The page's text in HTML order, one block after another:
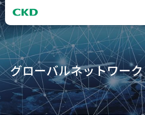
グローバルネットワーク